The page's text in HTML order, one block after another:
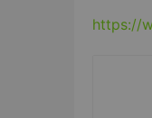
https://